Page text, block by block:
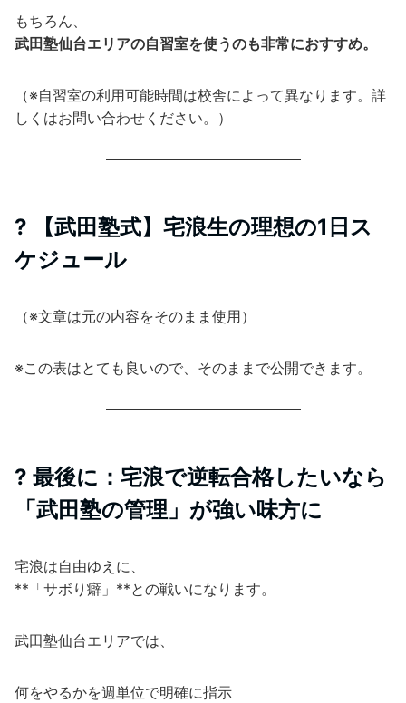
もちろん、
武田塾仙台エリアの自習室を使うのも非常におすすめ。
（※自習室の利用可能時間は校舎によって異なります。詳
しくはお問い合わせください。）
? 【武田塾式】宅浪生の理想の1日ス
ケジュール
（※文章は元の内容をそのまま使用）
※この表はとても良いので、そのままで公開できます。
? 最後に：宅浪で逆転合格したいなら
「武田塾の管理」が強い味方に
宅浪は自由ゆえに、
**「サボり癖」**との戦いになります。
武田塾仙台エリアでは、
何をやるかを週単位で明確に指示